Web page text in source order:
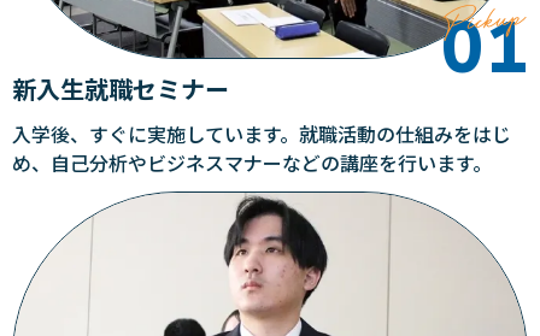
新入生就職セミナー
入学後、すぐに実施しています。就職活動の仕組みをはじ
め、自己分析やビジネスマナーなどの講座を行います。